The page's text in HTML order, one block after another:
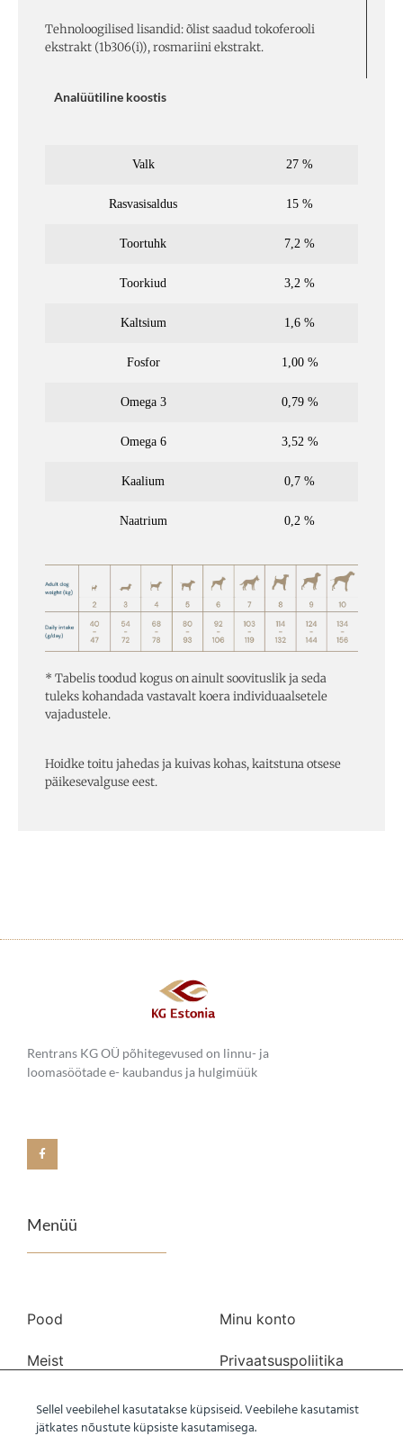
Tehnoloogilised lisandid: õlist saadud tokoferooli
ekstrakt (1b306(i)), rosmariini ekstrakt.
Analüütiline koostis
Valk 27 %
Rasvasisaldus 15 %
Toortuhk 7,2 %
Toorkiud 3,2 %
Kaltsium 1,6 %
Fosfor 1,00 %
Omega 3 0,79 %
Omega 6 3,52 %
Kaalium 0,7 %
Naatrium 0,2 %
* Tabelis toodud kogus on ainult soovituslik ja seda
tuleks kohandada vastavalt koera individuaalsetele
vajadustele.
Hoidke toitu jahedas ja kuivas kohas, kaitstuna otsese
päikesevalguse eest.
Rentrans KG OÜ põhitegevused on linnu- ja
loomasöötade e- kaubandus ja hulgimüük
Menüü
Pood
Meist
Transport
Minu konto
Privaatsuspoliitika
Kasutustingimused
Sellel veebilehel kasutatakse küpsiseid. Veebilehe kasutamist
jätkates nõustute küpsiste kasutamisega.